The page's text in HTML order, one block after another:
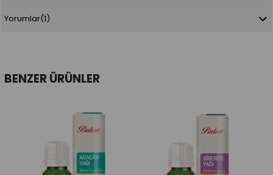
Yorumlar(1)
BENZER ÜRÜNLER